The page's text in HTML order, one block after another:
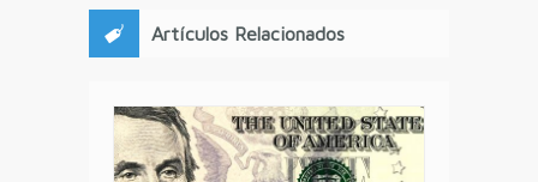
Artículos Relacionados